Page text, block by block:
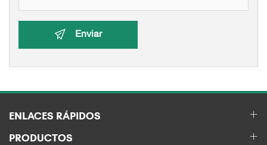
Enviar
ENLACES RÁPIDOS
PRODUCTOS